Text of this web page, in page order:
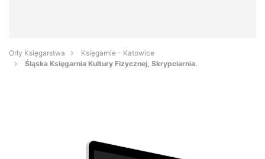
Orły Księgarstwa
Księgarnie - Katowice
Śląska Księgarnia Kultury Fizycznej, Skrypciarnia.